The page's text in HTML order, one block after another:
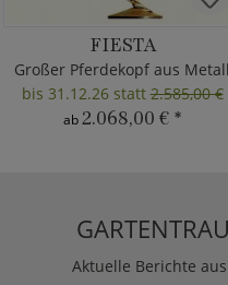
FIESTA
Großer Pferdekopf aus Metall
bis 31.12.26 statt2.585,00 €
ab2.068,00 € *
Aktuelle Berichte